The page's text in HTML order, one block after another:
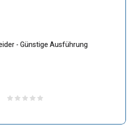
- Günstige Ausführung